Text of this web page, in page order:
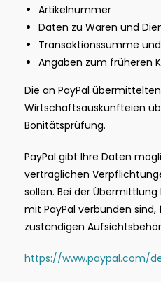
Artikelnummer
Daten zu Waren und
Transaktionssumme
Angaben zum früheren
Die an PayPal
Wirtschaftsauskunfteien
Bonitätsprüfung.
PayPal gibt Ihre Daten
vertraglichen
sollen. Bei der
mit PayPal verbunden
zuständigen
https://www.paypal.com/